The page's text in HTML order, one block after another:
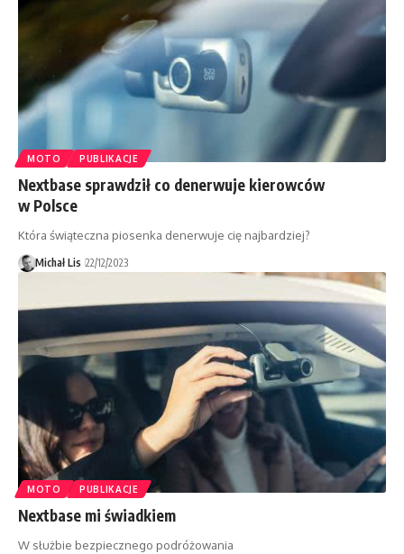
MOTO PUBLIKACJE
Nextbase sprawdził co denerwuje kierowców
w Polsce
Która świąteczna piosenka denerwuje cię najbardziej?
Michał Lis 22/12/2023
MOTO PUBLIKACJE
Nextbase mi świadkiem
W służbie bezpiecznego podróżowania